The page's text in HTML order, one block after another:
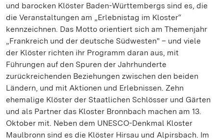
und barocken Klöster Baden-Württembergs sind es, die
die Veranstaltungen am „Erlebnistag im Kloster“
kennzeichnen. Das Motto orientiert sich am Themenjahr
„Frankreich und der deutsche Südwesten" – und viele
der Klöster richten ihr Programm daran aus, mit
Führungen auf den Spuren der Jahrhunderte
zurückreichenden Beziehungen zwischen den beiden
Ländern, und mit Aktionen und Erlebnissen. Zehn
ehemalige Klöster der Staatlichen Schlösser und Gärten
und als Partner das Kloster Bronnbach machen am 13.
Oktober mit. Neben dem UNESCO-Denkmal Kloster
Maulbronn sind es die Klöster Hirsau und Alpirsbach. Im